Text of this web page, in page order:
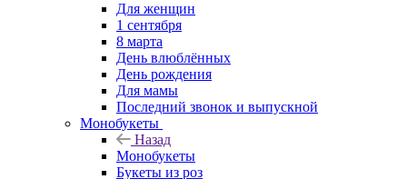
Для женщин
1 сентября
8 марта
День влюблённых
День рождения
Для мамы
Последний звонок и выпускной
Монобукеты
Назад
Монобукеты
Букеты из роз